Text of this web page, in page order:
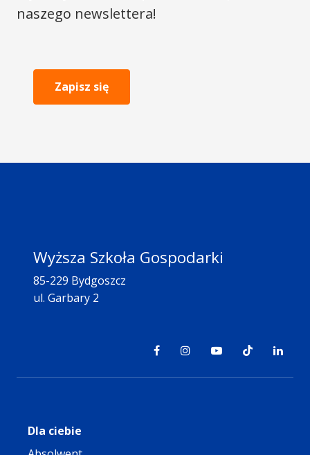
naszego newslettera!
Zapisz się
Wyższa Szkoła Gospodarki
85-229 Bydgoszcz
ul. Garbary 2
Dla ciebie